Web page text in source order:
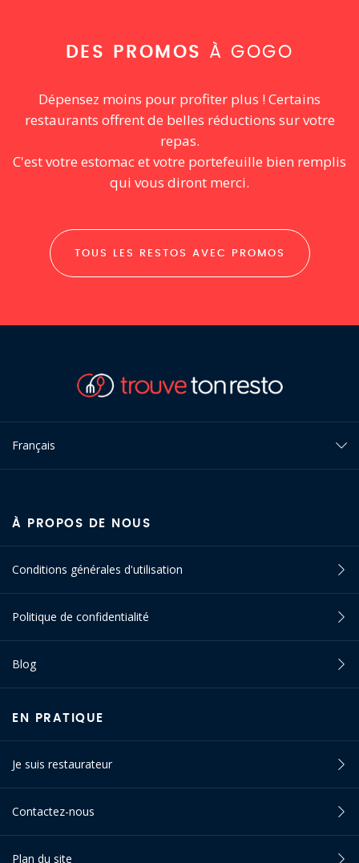
DES PROMOS À GOGO
Dépensez moins pour profiter plus ! Certains
restaurants offrent de belles réductions sur votre
repas.
C'est votre estomac et votre portefeuille bien remplis
qui vous diront merci.
TOUS LES RESTOS AVEC PROMOS
Français
À PROPOS DE NOUS
Conditions générales d'utilisation
Politique de confidentialité
Blog
EN PRATIQUE
Je suis restaurateur
Contactez-nous
Plan du site